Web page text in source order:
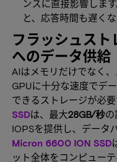
ンスに直接影響しま
と、応答時間も遅くな
フラッシュス
へのデータ供給
AIはメモリだけでなく、
GPUに十分な速度でデ
できるストレージが必要
SSDは、最大28GB/秒
IOPSを提供し、データ
Micron 6600 ION SSD
ット全体をコンピュー